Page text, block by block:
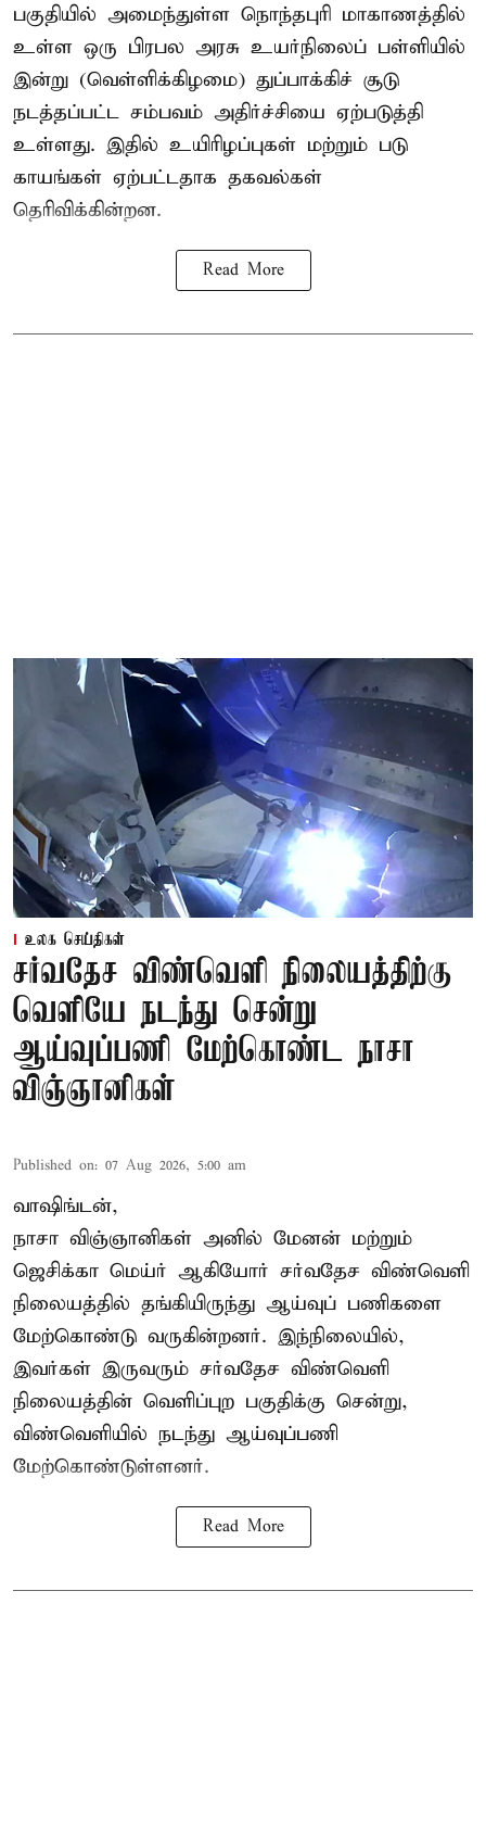
பகுதியில் அமைந்துள்ள நொந்தபுரி மாகாணத்தில்
உள்ள ஒரு பிரபல அரசு உயர்நிலைப் பள்ளியில்
இன்று (வெள்ளிக்கிழமை) துப்பாக்கிச் சூடு
நடத்தப்பட்ட சம்பவம் அதிர்ச்சியை ஏற்படுத்தி
உள்ளது. இதில் உயிரிழப்புகள் மற்றும் படு
காயங்கள் ஏற்பட்டதாக தகவல்கள்
தெரிவிக்கின்றன.
Read More
உலக செய்திகள்
சர்வதேச விண்வெளி நிலையத்திற்கு
வெளியே நடந்து சென்று
ஆய்வுப்பணி மேற்கொண்ட நாசா
விஞ்ஞானிகள்
Published on: 07 Aug 2026, 5:00 am
வாஷிங்டன்,
நாசா விஞ்ஞானிகள் அனில் மேனன் மற்றும்
ஜெசிக்கா மெய்ர் ஆகியோர் சர்வதேச விண்வெளி
நிலையத்தில் தங்கியிருந்து ஆய்வுப் பணிகளை
மேற்கொண்டு வருகின்றனர். இந்நிலையில்,
இவர்கள் இருவரும் சர்வதேச விண்வெளி
நிலையத்தின் வெளிப்புற பகுதிக்கு சென்று,
விண்வெளியில் நடந்து ஆய்வுப்பணி
மேற்கொண்டுள்ளனர்.
Read More